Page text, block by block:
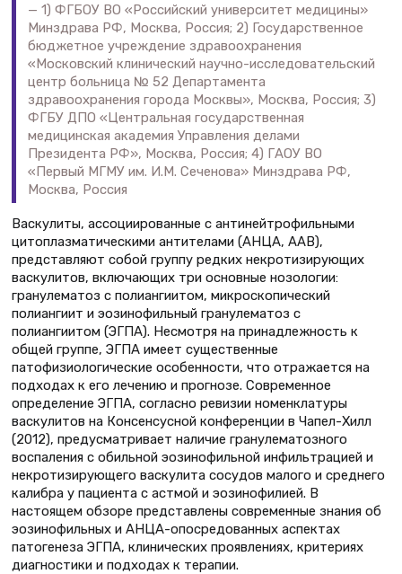
1) ФГБОУ ВО «Российский университет медицины»
Минздрава РФ, Москва, Россия; 2) Государственное
бюджетное учреждение здравоохранения
«Московский клинический научно-исследовательский
центр больница № 52 Департамента
здравоохранения города Москвы», Москва, Россия; 3)
ФГБУ ДПО «Центральная государственная
медицинская академия Управления делами
Президента РФ», Москва, Россия; 4) ГАОУ ВО
«Первый МГМУ им. И.М. Сеченова» Минздрава РФ,
Москва, Россия
Васкулиты, ассоциированные с антинейтрофильными
цитоплазматическими антителами (АНЦА, ААВ),
представляют собой группу редких некротизирующих
васкулитов, включающих три основные нозологии:
гранулематоз с полиангиитом, микроскопический
полиангиит и эозинофильный гранулематоз с
полиангиитом (ЭГПА). Несмотря на принадлежность к
общей группе, ЭГПА имеет существенные
патофизиологические особенности, что отражается на
подходах к его лечению и прогнозе. Современное
определение ЭГПА, согласно ревизии номенклатуры
васкулитов на Консенсусной конференции в Чапел-Хилл
(2012), предусматривает наличие гранулематозного
воспаления с обильной эозинофильной инфильтрацией и
некротизирующего васкулита сосудов малого и среднего
калибра у пациента с астмой и эозинофилией. В
настоящем обзоре представлены современные знания об
эозинофильных и AНЦA-опосредованных аспектах
патогенеза ЭГПА, клинических проявлениях, критериях
диагностики и подходах к терапии.